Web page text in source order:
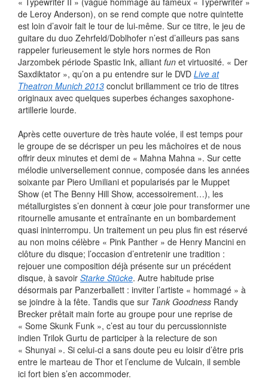
de Leroy Anderson), on se rend compte que notre quintette
est loin d’avoir fait le tour de lui-même. Sur ce titre, le jeu de
guitare du duo Zehrfeld/Doblhofer n’est d’ailleurs pas sans
rappeler furieusement le style hors normes de Ron
Jarzombek période Spastic Ink, alliant fun et virtuosité. « Der
Saxdiktator », qu’on a pu entendre sur le DVD Live at
Theatron Munich 2013 conclut brillamment ce trio de titres
originaux avec quelques superbes échanges saxophone-
artillerie lourde.
Après cette ouverture de très haute volée, il est temps pour
le groupe de se décrisper un peu les mâchoires et de nous
offrir deux minutes et demi de « Mahna Mahna ». Sur cette
mélodie universellement connue, composée dans les années
soixante par Piero Umiliani et popularisés par le Muppet
Show (et The Benny Hill Show, accessoirement…), les
métallurgistes s’en donnent à cœur joie pour transformer une
ritournelle amusante et entraînante en un bombardement
quasi ininterrompu. Un traitement un peu plus fin est réservé
au non moins célèbre « Pink Panther » de Henry Mancini en
clôture du disque; l’occasion d’entretenir une tradition :
rejouer une composition déjà présente sur un précédent
disque, à savoir Starke Stücke. Autre habitude prise
désormais par Panzerballett : inviter l’artiste « hommagé » à
se joindre à la fête. Tandis que sur Tank Goodness Randy
Brecker prêtait main forte au groupe pour une reprise de
« Some Skunk Funk », c’est au tour du percussionniste
indien Trilok Gurtu de participer à la relecture de son
« Shunyai ». Si celui-ci a sans doute peu eu loisir d’être pris
entre le marteau de Thor et l’enclume de Vulcain, il semble
ici fort bien s’en accommoder.